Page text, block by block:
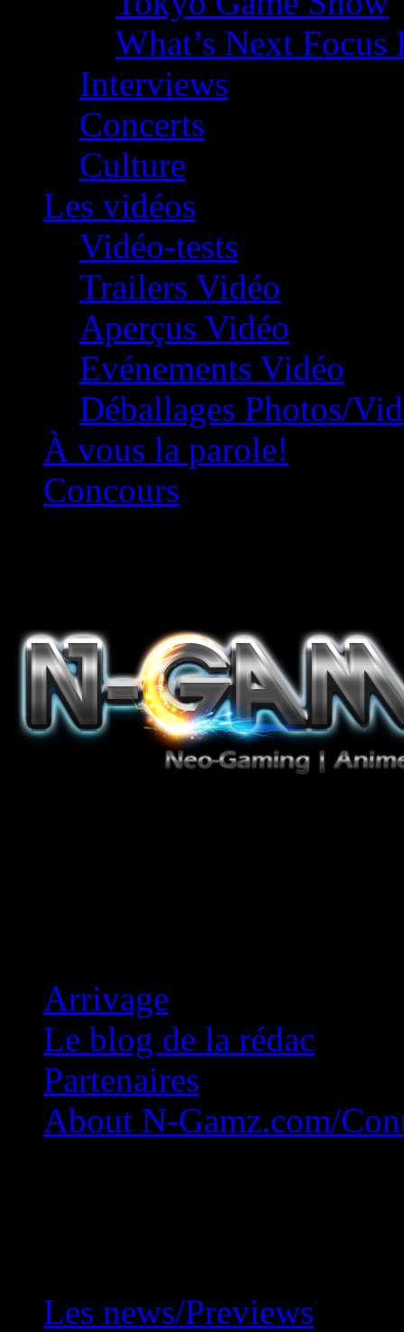
What’s Next
Interviews
Concerts
Culture
Les vidéos
Vidéo-tests
Trailers Vidéo
Aperçus Vidéo
Evénements Vidéo
Déballages Photos/
À vous la parole!
Concours
Arrivage
Le blog de la rédac
Partenaires
About N-Gamz.com/
Les news/Previews